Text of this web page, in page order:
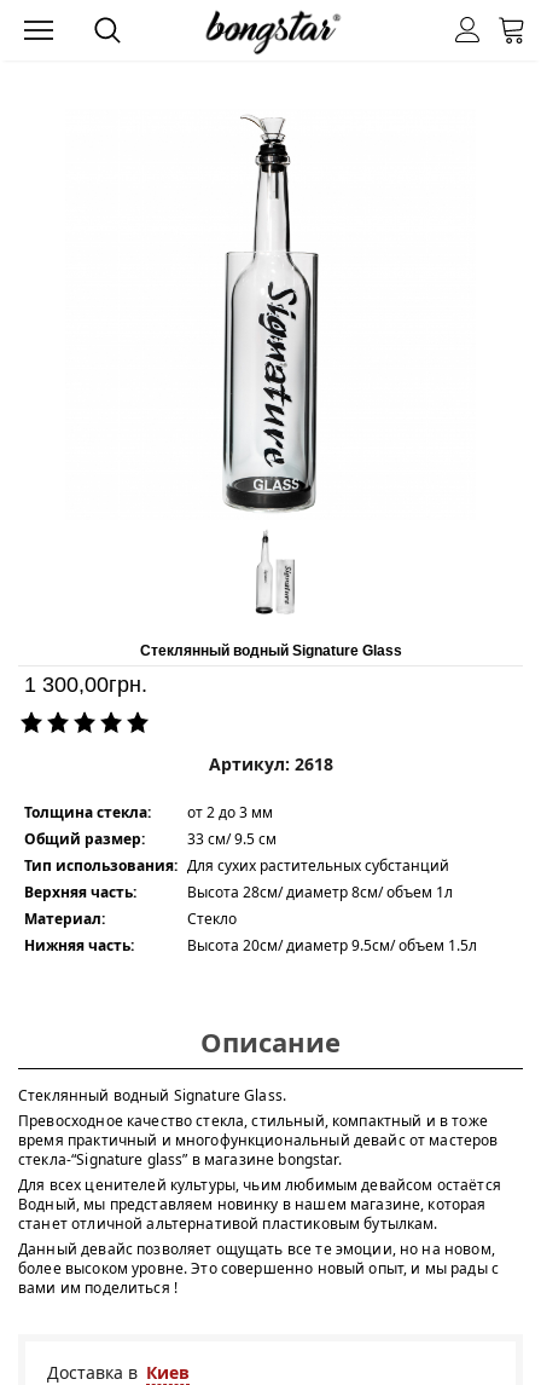
Стеклянный водный Signature Glass
1 300,00грн.
Артикул: 2618
Толщина стекла:
от 2 до 3 мм
Общий размер:
33 см/ 9.5 см
Тип использования: Для сухих растительных субстанций
Верхняя часть:
Высота 28см/ диаметр 8см/ объем 1л
Материал:
Стекло
Нижняя часть:
Высота 20см/ диаметр 9.5см/ объем 1.5л
Описание
Стеклянный водный Signature Glass.
Превосходное качество стекла, стильный, компактный и в тоже
время практичный и многофункциональный девайс от мастеров
стекла-“Signature glass” в магазине bongstar.
Для всех ценителей культуры, чьим любимым девайсом остаётся
Водный, мы представляем новинку в нашем магазине, которая
станет отличной альтернативой пластиковым бутылкам.
Данный девайс позволяет ощущать все те эмоции, но на новом,
более высоком уровне. Это совершенно новый опыт, и мы рады с
вами им поделиться !
Доставка в Киев